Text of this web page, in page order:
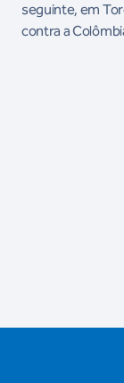
seguinte, em
contra a